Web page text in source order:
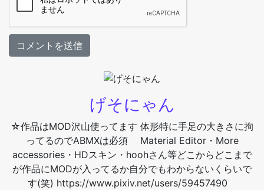
げそにゃん
☆作品はMOD沢山使ってます 体形特に手足の大きさに拘
ってるのでABMXは必須 Material Editor・More
accessories・HDスキン・hoohさん等どこからどこまで
が作品にMODが入ってるか自分でもわからないくらいで
す(笑) https://www.pixiv.net/users/59457490